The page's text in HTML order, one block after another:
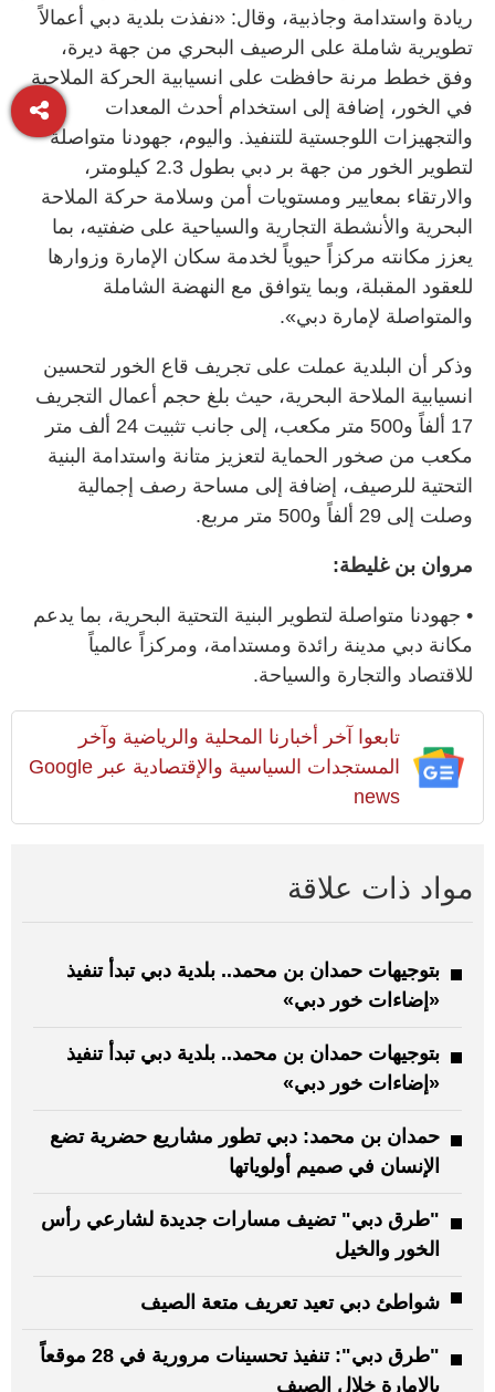
ريادة واستدامة وجاذبية، وقال: «نفذت بلدية دبي أعمالاً
تطويرية شاملة على الرصيف البحري من جهة ديرة،
وفق خطط مرنة حافظت على انسيابية الحركة الملاحية
في الخور، إضافة إلى استخدام أحدث المعدات
والتجهيزات اللوجستية للتنفيذ. واليوم، جهودنا متواصلة
لتطوير الخور من جهة بر دبي بطول 2.3 كيلومتر،
والارتقاء بمعايير ومستويات أمن وسلامة حركة الملاحة
البحرية والأنشطة التجارية والسياحية على ضفتيه، بما
يعزز مكانته مركزاً حيوياً لخدمة سكان الإمارة وزوارها
للعقود المقبلة، وبما يتوافق مع النهضة الشاملة
والمتواصلة لإمارة دبي».
وذكر أن البلدية عملت على تجريف قاع الخور لتحسين
انسيابية الملاحة البحرية، حيث بلغ حجم أعمال التجريف
17 ألفاً و500 متر مكعب، إلى جانب تثبيت 24 ألف متر
مكعب من صخور الحماية لتعزيز متانة واستدامة البنية
التحتية للرصيف، إضافة إلى مساحة رصف إجمالية
وصلت إلى 29 ألفاً و500 متر مربع.
مروان بن غليطة:
• جهودنا متواصلة لتطوير البنية التحتية البحرية، بما يدعم
مكانة دبي مدينة رائدة ومستدامة، ومركزاً عالمياً
للاقتصاد والتجارة والسياحة.
تابعوا آخر أخبارنا المحلية والرياضية وآخر
المستجدات السياسية والإقتصادية عبر Google
news
مواد ذات علاقة
بتوجيهات حمدان بن محمد.. بلدية دبي تبدأ تنفيذ
«إضاءات خور دبي»
بتوجيهات حمدان بن محمد.. بلدية دبي تبدأ تنفيذ
«إضاءات خور دبي»
حمدان بن محمد: دبي تطور مشاريع حضرية تضع
الإنسان في صميم أولوياتها
"طرق دبي" تضيف مسارات جديدة لشارعي رأس
الخور والخيل
شواطئ دبي تعيد تعريف متعة الصيف
"طرق دبي": تنفيذ تحسينات مرورية في 28 موقعاً
بالإمارة خلال الصيف